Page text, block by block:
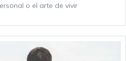
o el arte de vivir